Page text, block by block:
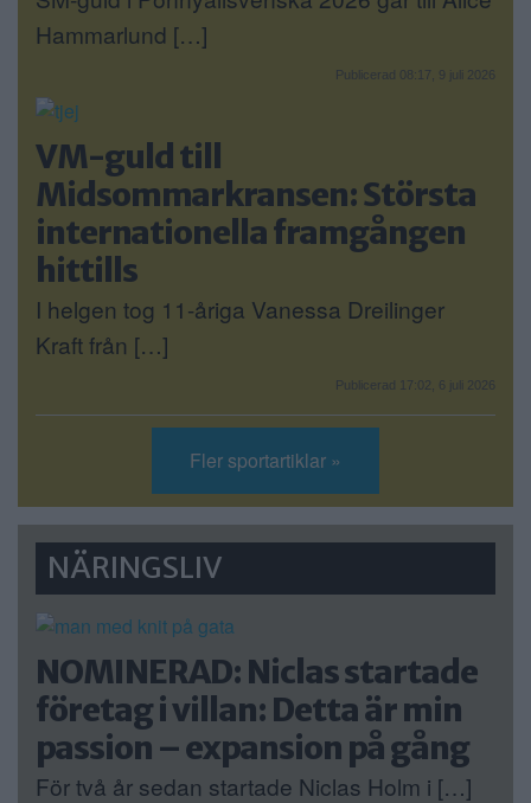
Hammarlund […]
Publicerad 08:17, 9 juli 2026
VM-guld till
Midsommarkransen: Största
internationella framgången
hittills
I helgen tog 11-åriga Vanessa Dreilinger
Kraft från […]
Publicerad 17:02, 6 juli 2026
Fler sportartiklar »
NÄRINGSLIV
NOMINERAD: Niclas startade
företag i villan: Detta är min
passion – expansion på gång
För två år sedan startade Niclas Holm i […]